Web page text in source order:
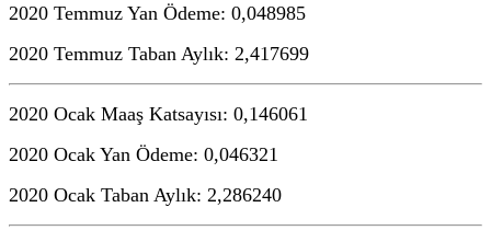
2020 Temmuz Yan Ödeme: 0,048985
2020 Temmuz Taban Aylık: 2,417699
2020 Ocak Maaş Katsayısı: 0,146061
2020 Ocak Yan Ödeme: 0,046321
2020 Ocak Taban Aylık: 2,286240